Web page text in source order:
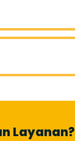
Layanan?